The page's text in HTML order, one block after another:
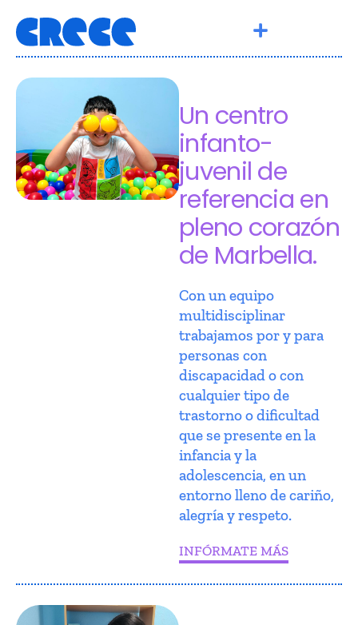
Un centro
infanto-
juvenil de
referencia en
pleno corazón
de Marbella.
Con un equipo
multidisciplinar
trabajamos por y para
personas con
discapacidad o con
cualquier tipo de
trastorno o dificultad
que se presente en la
infancia y la
adolescencia, en un
entorno lleno de cariño,
alegría y respeto.
INFÓRMATE MÁS